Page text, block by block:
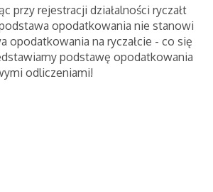
przy rejestracji działalności ryczałt
opodatkowania nie stanowi
opodatkowania na ryczałcie - co się
podstawę opodatkowania
odliczeniami!